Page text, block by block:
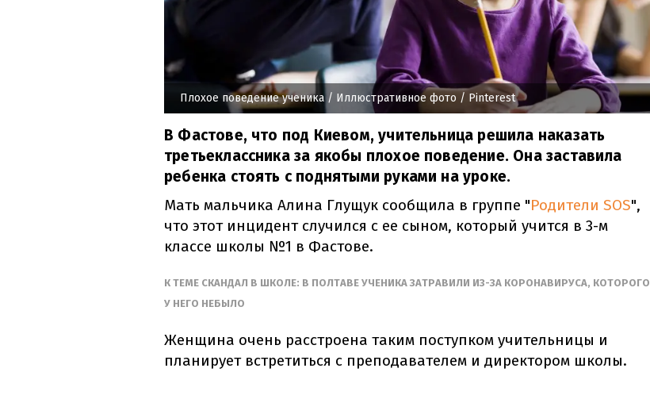
Плохое поведение ученика / Иллюстративное фото / Pinterest
В Фастове, что под Киевом, учительница решила наказать
третьеклассника за якобы плохое поведение. Она заставила
ребенка стоять с поднятыми руками на уроке.
Мать мальчика Алина Глущук сообщила в группе "Родители SOS",
что этот инцидент случился с ее сыном, который учится в 3-м
классе школы №1 в Фастове.
К ТЕМЕ СКАНДАЛ В ШКОЛЕ: В ПОЛТАВЕ УЧЕНИКА ЗАТРАВИЛИ ИЗ-ЗА КОРОНАВИРУСА, КОТОРОГО
У НЕГО НЕБЫЛО
Женщина очень расстроена таким поступком учительницы и
планирует встретиться с преподавателем и директором школы.